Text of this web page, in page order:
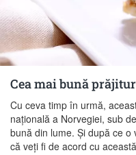
Cea mai bună
Cu ceva timp în urmă,
națională a Norvegiei, sub
bună din lume. Și după ce
că veți fi de acord cu